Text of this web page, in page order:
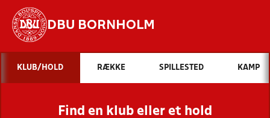
DBU BORNHOLM
Hvad vil du søge efter?
INDHOLD OG NYHEDER
STILLINGER, RESULTATER, KLUBBER OG
KLUB/HOLD RÆKKE SPILLESTED KAMP
Find en klub eller et hold